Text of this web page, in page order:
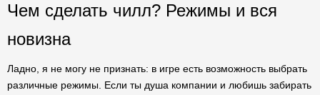
Чем сделать чилл? Режимы и вся
новизна
Ладно, я не могу не признать: в игре есть возможность выбрать
различные режимы. Если ты душа компании и любишь забирать